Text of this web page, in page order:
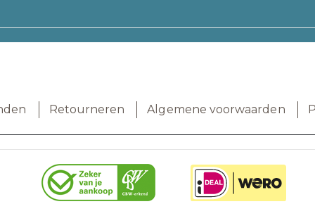
Retourneren Algemene voorwaarden